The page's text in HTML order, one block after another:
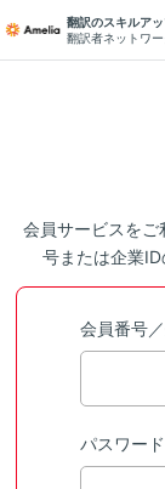
翻訳のスキルア
翻訳者ネットワ
会員サービスをご
号または企業ID
会員番号
パスワード